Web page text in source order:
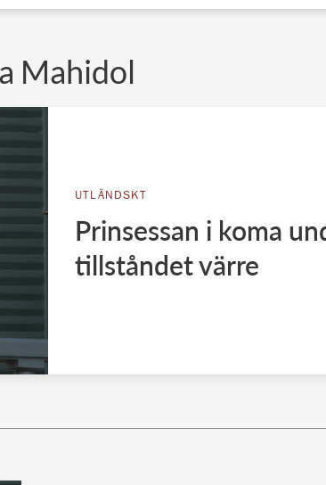
Mahidol
UTLÄNDSKT
Prinsessan i koma
tillståndet värre